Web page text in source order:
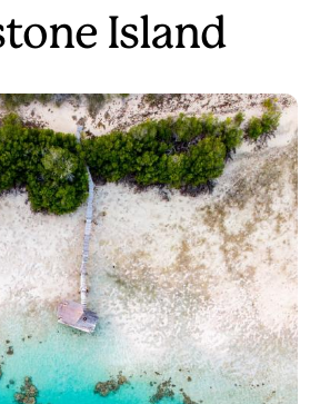
Island